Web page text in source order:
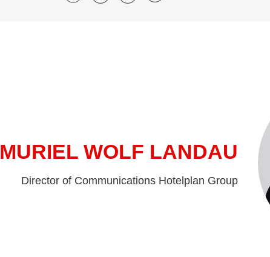
MURIEL WOLF LANDAU
Director of Communications Hotelplan Group